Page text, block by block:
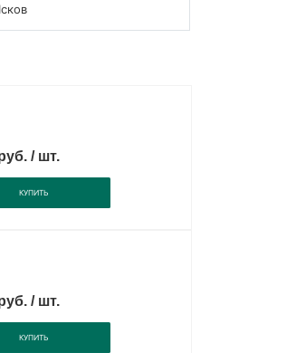
/ шт.
КУПИТЬ
/ шт.
КУПИТЬ